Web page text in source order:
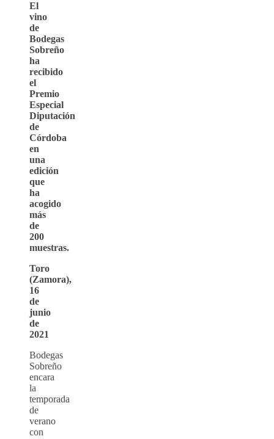
El
vino
de
Bodegas
Sobreño
ha
recibido
el
Premio
Especial
Diputación
de
Córdoba
en
una
edición
que
ha
acogido
más
de
200
muestras.
Toro
(Zamora),
16
de
junio
de
2021
Bodegas
Sobreño
encara
la
temporada
de
verano
con